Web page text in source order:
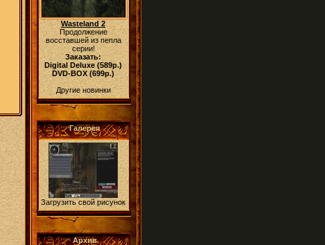
Wasteland 2
Продолжение
восставшей из пепла
серии!
Заказать:
Digital Deluxe (589р.)
DVD-BOX (699р.)
Другие новинки
Галерея
Загрузить свой рисунок
Архив